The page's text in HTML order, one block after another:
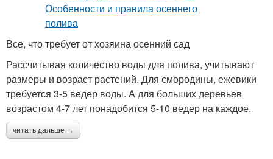
Все, что требует от хозяина осенний сад
Рассчитывая количество воды для полива, учитывают
размеры и возраст растений. Для смородины, ежевики
требуется 3-5 ведер воды. А для больших деревьев
возрастом 4-7 лет понадобится 5-10 ведер на каждое.
читать дальше →